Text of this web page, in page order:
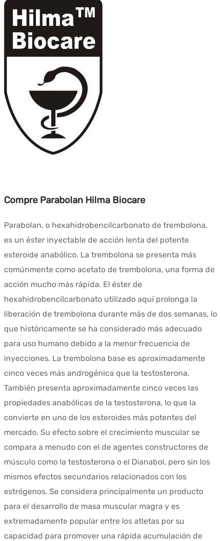
Compre Parabolan Hilma Biocare
Parabolan, o hexahidrobencilcarbonato de trembolona,
es un éster inyectable de acción lenta del potente
esteroide anabólico. La trembolona se presenta más
comúnmente como acetato de trembolona, una forma de
acción mucho más rápida. El éster de
hexahidrobencilcarbonato utilizado aquí prolonga la
liberación de trembolona durante más de dos semanas, lo
que históricamente se ha considerado más adecuado
para uso humano debido a la menor frecuencia de
inyecciones. La trembolona base es aproximadamente
cinco veces más androgénica que la testosterona.
También presenta aproximadamente cinco veces las
propiedades anabólicas de la testosterona, lo que la
convierte en uno de los esteroides más potentes del
mercado. Su efecto sobre el crecimiento muscular se
compara a menudo con el de agentes constructores de
músculo como la testosterona o el Dianabol, pero sin los
mismos efectos secundarios relacionados con los
estrógenos. Se considera principalmente un producto
para el desarrollo de masa muscular magra y es
extremadamente popular entre los atletas por su
capacidad para promover una rápida acumulación de